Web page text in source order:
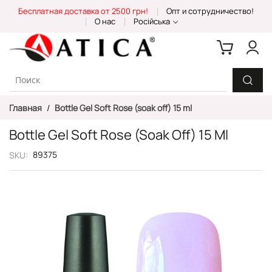
Content
Бесплатная доставка от 2500 грн!
Опт и сотрудничество!
О нас
Російська
Главная Bottle Gel Soft Rose (soak off) 15 ml
Bottle Gel Soft Rose (soak Off) 15 Ml
SKU 89375
изображений